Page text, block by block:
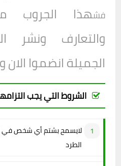
فشهذا الجروب
والتعارف ونشر
الجميلة انضموا
الشروط التي يجب
لايسمح بشتم أي شخص في
الطرد